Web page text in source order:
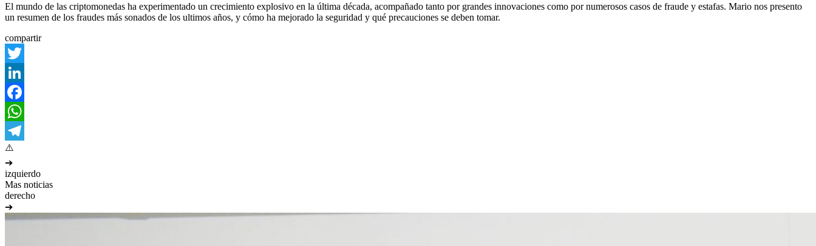
El mundo de las criptomonedas ha experimentado un crecimiento explosivo en la última década, acompañado tanto por grandes innovaciones como por numerosos casos de fraude y estafas. Mario nos presento
un resumen de los fraudes más sonados de los ultimos años, y cómo ha mejorado la seguridad y qué precauciones se deben tomar.
compartir
Twitter
LinkedIn
Facebook
WhatsApp
Telegram
➔
izquierdo
Mas noticias
derecho
➔